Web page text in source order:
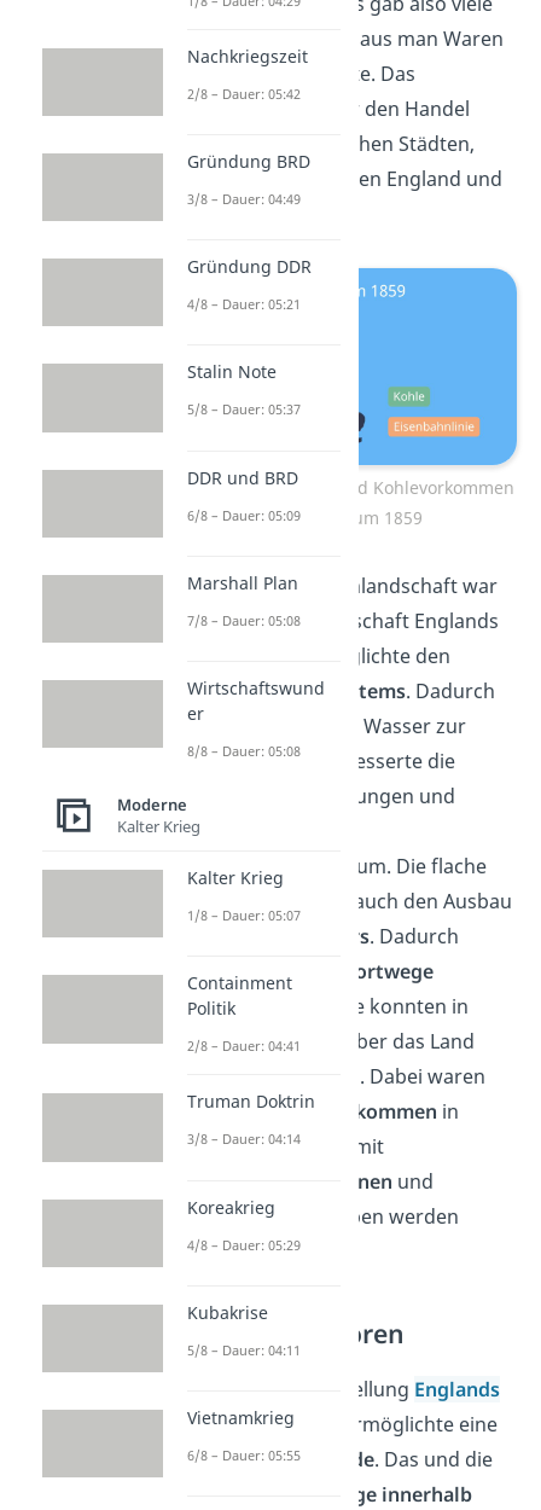
Hafenstädte, von wo aus man Waren
transportieren konnte. Das
erleichterte nicht nur den Handel
zwischen den englischen Städten,
sondern auch zwischen England und
anderen Ländern.
Die Eisenbahnlinien und Kohlevorkommen
in England um 1859
Zusätzlich zur Küstenlandschaft war
auch die flache Landschaft Englands
ein Vorteil. Sie ermöglichte den
Ausbau desKanalsystems. Dadurch
hatten die Menschen Wasser zur
Verfügung. Das verbesserte die
hygienischen Bedingungen und
unterstützte das
Bevölkerungswachstum. Die flache
Landschaft förderte auch den Ausbau
Schienenverkehrs. Dadurch
wurden neue Transportwege
geschaffen: Produkte konnten in
Lokomotiven leicht über das Land
transportiert werden. Dabei waren
die großenKohlevorkommen in
England von Vorteil, mit
Dampfmaschinen und
Lokomotiven
betrieben werden
konnten.
Politische Faktoren
Die internationale Stellung Englands
als Kolonialmacht
ermöglichte eine
lange Friedensperiode. Das und die
stabile politische Lage innerhalb
Nachkriegszeit
2/8 – Dauer: 05:42
Gründung BRD
3/8 – Dauer: 04:49
Gründung DDR
4/8 – Dauer: 05:21
Stalin Note
5/8 – Dauer: 05:37
DDR und BRD
6/8 – Dauer: 05:09
Marshall Plan
7/8 – Dauer: 05:08
Wirtschaftswund
er
8/8 – Dauer: 05:08
Moderne
Kalter Krieg
Kalter Krieg
1/8 – Dauer: 05:07
Containment
Politik
2/8 – Dauer: 04:41
Truman Doktrin
3/8 – Dauer: 04:14
Koreakrieg
4/8 – Dauer: 05:29
Kubakrise
5/8 – Dauer: 04:11
Vietnamkrieg
6/8 – Dauer: 05:55